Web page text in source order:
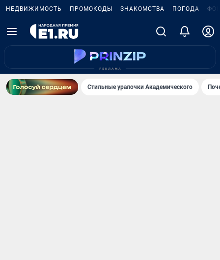
НЕДВИЖИМОСТЬ ПРОМОКОДЫ ЗНАКОМСТВА ПОГОДА
Стильные уралочки Академического